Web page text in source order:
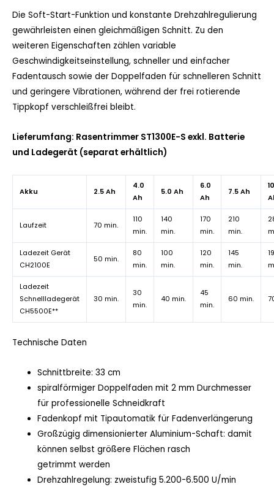
Die Soft-Start-Funktion und konstante Drehzahlregulierung
gewährleisten einen gleichmäßigen Schnitt. Zu den
weiteren Eigenschaften zählen variable
Geschwindigkeitseinstellung, schneller und einfacher
Fadentausch sowie der Doppelfaden für schnelleren Schnitt
und geringere Vibrationen, während der frei rotierende
Tippkopf verschleißfrei bleibt.
Lieferumfang: Rasentrimmer ST1300E-S exkl. Batterie
und Ladegerät (separat erhältlich)
Akku 2.5 Ah
4.0
Ah
5.0 Ah
6.0
Ah
7.5 Ah
Laufzeit 70 min.
110
min.
140
min.
170
min.
210
min.
Ladezeit Gerät
CH2100E
50 min.
80
min.
100
min.
120
min.
145
min.
Ladezeit
Schnellladegerät
CH5500E**
30 min.
30
min.
40 min.
45
min.
60 min.
Technische Daten
Schnittbreite: 33 cm
spiralförmiger Doppelfaden mit 2 mm Durchmesser
für professionelle Schneidkraft
Fadenkopf mit Tipautomatik für Fadenverlängerung
Großzügig dimensionierter Aluminium-Schaft: damit
können selbst größere Flächen rasch
getrimmt werden
Drehzahlregelung: zweistufig 5.200-6.500 U/min